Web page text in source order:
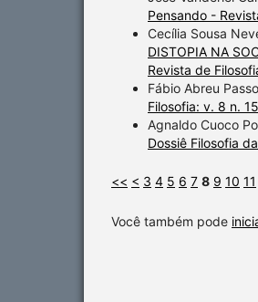
Pensando -
Cecília Sousa
DISTOPIA NA
Revista de
Fábio Abreu
Filosofia: v. 8 n.
Agnaldo Cuoco
Dossiê Filosofia
<< < 3 4 5 6 7 8 9 10 11
Você também pode